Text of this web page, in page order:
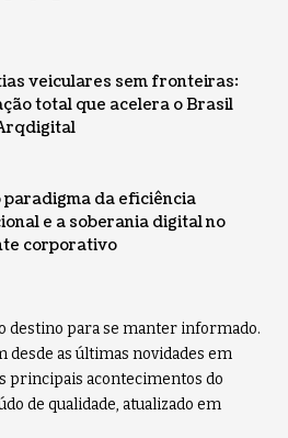
veiculares sem fronteiras:
total que acelera o Brasil
paradigma da eficiência
e a soberania digital no
corporativo
destino para se manter informado.
desde as últimas novidades em
principais acontecimentos do
de qualidade, atualizado em